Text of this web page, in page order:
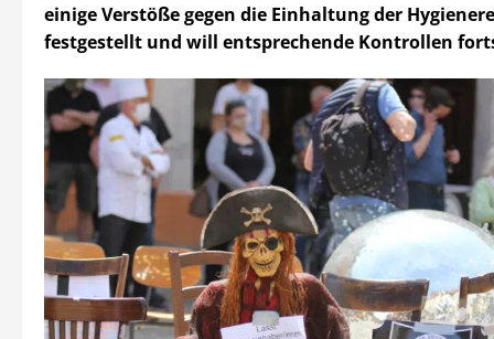
einige Verstöße gegen die Einhaltung der
festgestellt und will entsprechende Kontrollen